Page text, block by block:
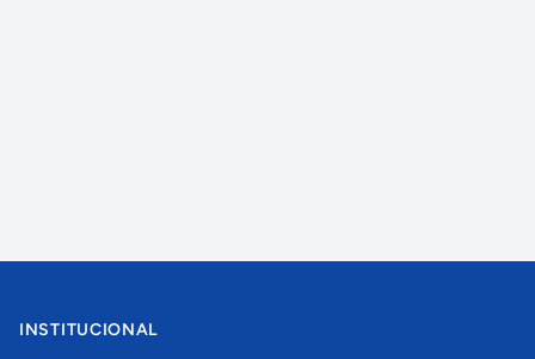
INSTITUCIONAL